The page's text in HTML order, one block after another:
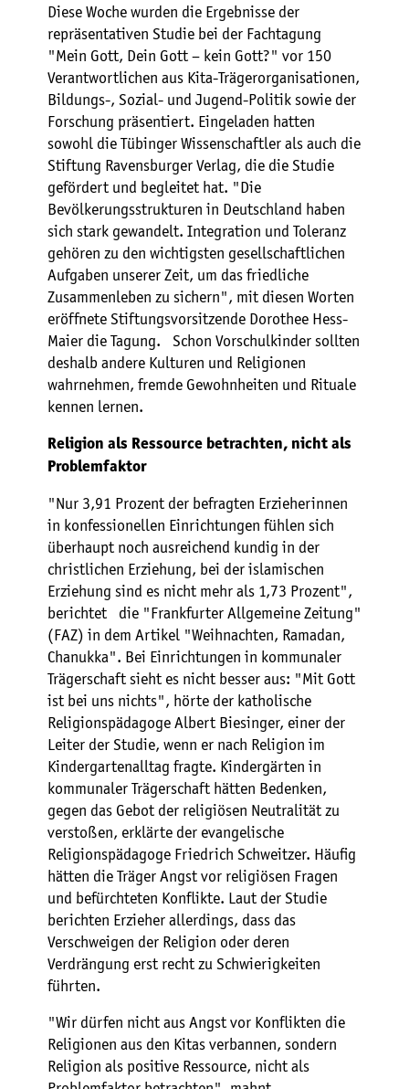
Diese Woche wurden die Ergebnisse der
repräsentativen Studie bei der Fachtagung
"Mein Gott, Dein Gott – kein Gott?" vor 150
Verantwortlichen aus Kita-Trägerorganisationen,
Bildungs-, Sozial- und Jugend-Politik sowie der
Forschung präsentiert. Eingeladen hatten
sowohl die Tübinger Wissenschaftler als auch die
Stiftung Ravensburger Verlag, die die Studie
gefördert und begleitet hat. "Die
Bevölkerungsstrukturen in Deutschland haben
sich stark gewandelt. Integration und Toleranz
gehören zu den wichtigsten gesellschaftlichen
Aufgaben unserer Zeit, um das friedliche
Zusammenleben zu sichern", mit diesen Worten
eröffnete Stiftungsvorsitzende Dorothee Hess-
Maier die Tagung. Schon Vorschulkinder sollten
deshalb andere Kulturen und Religionen
wahrnehmen, fremde Gewohnheiten und Rituale
kennen lernen.
Religion als Ressource betrachten, nicht als
Problemfaktor
"Nur 3,91 Prozent der befragten Erzieherinnen
in konfessionellen Einrichtungen fühlen sich
überhaupt noch ausreichend kundig in der
christlichen Erziehung, bei der islamischen
Erziehung sind es nicht mehr als 1,73 Prozent",
berichtet die "Frankfurter Allgemeine Zeitung"
(FAZ) in dem Artikel "Weihnachten, Ramadan,
Chanukka". Bei Einrichtungen in kommunaler
Trägerschaft sieht es nicht besser aus: "Mit Gott
ist bei uns nichts", hörte der katholische
Religionspädagoge Albert Biesinger, einer der
Leiter der Studie, wenn er nach Religion im
Kindergartenalltag fragte. Kindergärten in
kommunaler Trägerschaft hätten Bedenken,
gegen das Gebot der religiösen Neutralität zu
verstoßen, erklärte der evangelische
Religionspädagoge Friedrich Schweitzer. Häufig
hätten die Träger Angst vor religiösen Fragen
und befürchteten Konflikte. Laut der Studie
berichten Erzieher allerdings, dass das
Verschweigen der Religion oder deren
Verdrängung erst recht zu Schwierigkeiten
führten.
"Wir dürfen nicht aus Angst vor Konflikten die
Religionen aus den Kitas verbannen, sondern
Religion als positive Ressource, nicht als